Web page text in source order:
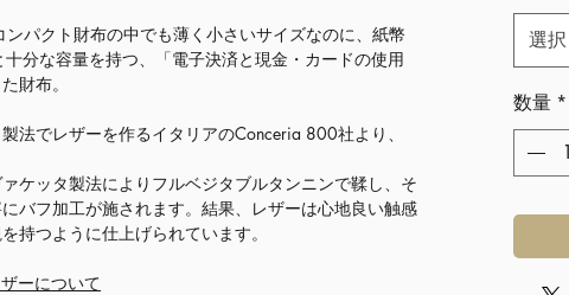
パクト財布の中でも薄く小さいサイズなのに、紙幣
分な容量を持つ、「電子決済と現金・カードの使用
財布。
法でレザーを作るイタリアのConceria 800社より、
ケッタ製法によりフルベジタブルタンニンで鞣し、そ
バフ加工が施されます。結果、レザーは心地良い触感
持つように仕上げられています。
ーについて
選択
数量 *